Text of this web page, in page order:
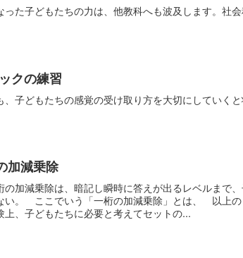
た子どもたちの力は、他教科へも波及します。社
クの練習
、子どもたちの感覚の受け取り方を大切にしていくと
加減乗除
加減乗除は、暗記し瞬時に答えが出るレベルまで
い。 ここでいう「一桁の加減乗除」とは、 以上
上、子どもたちに必要と考えてセットの...